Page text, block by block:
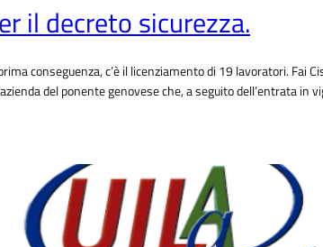
il decreto sicurezza.
conseguenza, c’è il licenziamento di 19 lavoratori. Fai
del ponente genovese che, a seguito dell’entrata in